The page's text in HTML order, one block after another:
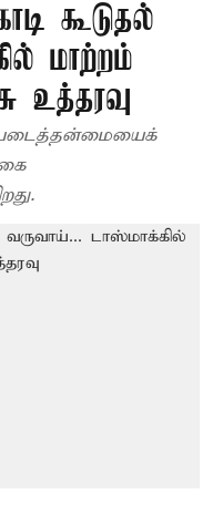
கூடுதல்
மாற்றம்
உத்தரவு